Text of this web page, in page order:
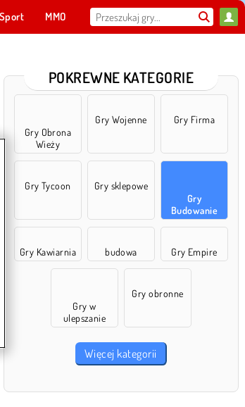
Sport MMO
POKREWNE KATEGORIE
Gry Obrona
Wieży
Gry Wojenne Gry Firma
Gry Tycoon
Gry sklepowe
Gry
Budowanie
Gry Kawiarnia budowa Gry Empire
Gry w
ulepszanie
Gry obronne
Więcej kategorii